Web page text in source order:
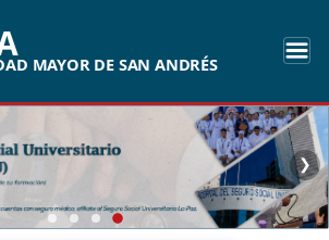
MAYOR DE SAN ANDRÉS
❯